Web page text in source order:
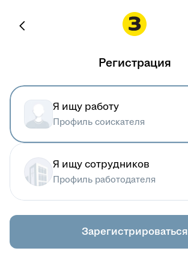
Регистрация
Я ищу работу
Профиль соискателя
Я ищу сотрудников
Профиль работодателя
Зарегистрироваться